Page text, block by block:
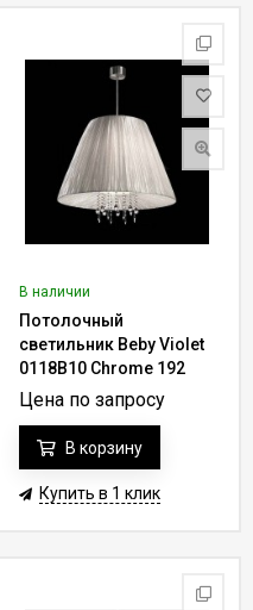
В наличии
Потолочный
светильник Beby Violet
0118B10 Chrome 192
Swarovski Almond
Цена по запросу
В корзину
Купить в 1 клик